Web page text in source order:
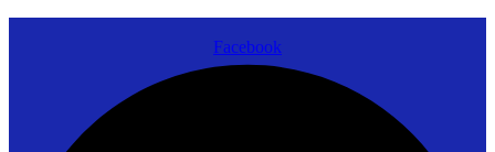
Facebook